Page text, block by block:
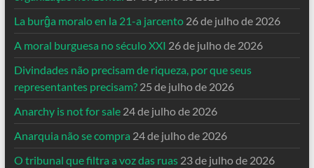
La burĝa moralo en la 21-a jarcento 26 de julho de 2026
A moral burguesa no século XXI 26 de julho de 2026
Divindades não precisam de riqueza, por que seus
representantes precisam? 25 de julho de 2026
Anarchy is not for sale 24 de julho de 2026
Anarquia não se compra 24 de julho de 2026
O tribunal que filtra a voz das ruas 23 de julho de 2026